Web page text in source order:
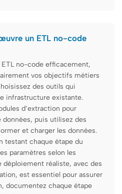
un ETL no-code
no-code efficacement,
vos objectifs métiers
des outils qui
infrastructure existante.
d’extraction pour
puis utilisez des
et charger les données.
testant chaque étape du
paramètres selon les
déploiement réaliste, avec des
est essentiel pour assurer
documentez chaque étape